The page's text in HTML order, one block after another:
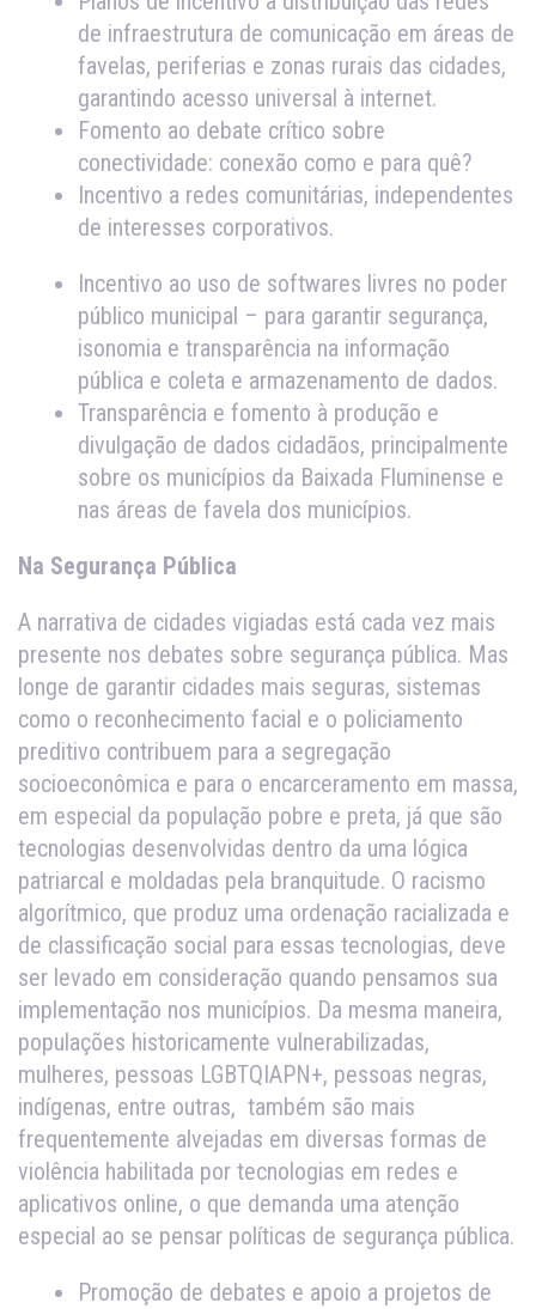
de infraestrutura de comunicação em áreas de
favelas, periferias e zonas rurais das cidades,
garantindo acesso universal à internet.
Fomento ao debate crítico sobre
conectividade: conexão como e para quê?
Incentivo a redes comunitárias, independentes
de interesses corporativos.
Incentivo ao uso de softwares livres no poder
público municipal – para garantir segurança,
isonomia e transparência na informação
pública e coleta e armazenamento de dados.
Transparência e fomento à produção e
divulgação de dados cidadãos, principalmente
sobre os municípios da Baixada Fluminense e
nas áreas de favela dos municípios.
Na Segurança Pública
A narrativa de cidades vigiadas está cada vez mais
presente nos debates sobre segurança pública. Mas
longe de garantir cidades mais seguras, sistemas
como o reconhecimento facial e o policiamento
preditivo contribuem para a segregação
socioeconômica e para o encarceramento em massa,
em especial da população pobre e preta, já que são
tecnologias desenvolvidas dentro da uma lógica
patriarcal e moldadas pela branquitude. O racismo
algorítmico, que produz uma ordenação racializada e
de classificação social para essas tecnologias, deve
ser levado em consideração quando pensamos sua
implementação nos municípios. Da mesma maneira,
populações historicamente vulnerabilizadas,
mulheres, pessoas LGBTQIAPN+, pessoas negras,
indígenas, entre outras, também são mais
frequentemente alvejadas em diversas formas de
violência habilitada por tecnologias em redes e
aplicativos online, o que demanda uma atenção
especial ao se pensar políticas de segurança pública.
Promoção de debates e apoio a projetos de